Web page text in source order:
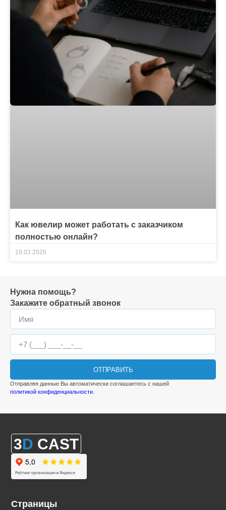
Как ювелир может работать с заказчиком
полностью онлайн?
19.03.2026
Нужна помощь?
Закажите обратный звонок
ОТПРАВИТЬ
Отправляя данные Вы автоматически соглашаетесь с нашей
политикой конфиденциальности
3D CAST
Страницы